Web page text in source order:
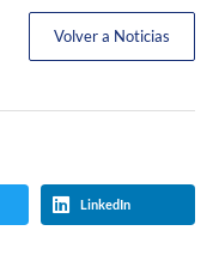
Volver a Noticias
LinkedIn